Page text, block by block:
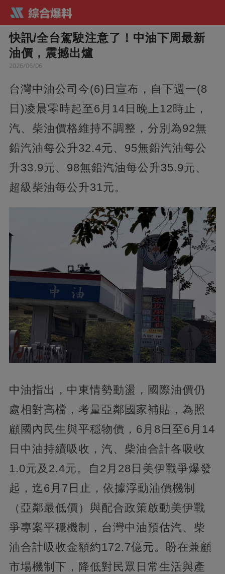
快訊/全台駕駛注意了！中油下周最新
油價，震撼出爐
2026/06/06
台灣中油公司今(6)日宣布，自下週一(8
日)凌晨零時起至6月14日晚上12時止，
汽、柴油價格維持不調整，分別為92無
鉛汽油每公升32.4元、95無鉛汽油每公
升33.9元、98無鉛汽油每公升35.9元、
超級柴油每公升31元。
中油指出，中東情勢動盪，國際油價仍
處相對高檔，考量亞鄰國家補貼，為照
顧國內民生與平穩物價，6月8日至6月14
日中油持續吸收，汽、柴油合計各吸收
1.0元及2.4元。自2月28日美伊戰爭爆發
起，迄6月7日止，依據浮動油價機制
（亞鄰最低價）與配合政策啟動美伊戰
爭專案平穩機制，台灣中油預估汽、柴
油合計吸收金額約172.7億元。盼在兼顧
市場機制下，降低對民眾日常生活與產